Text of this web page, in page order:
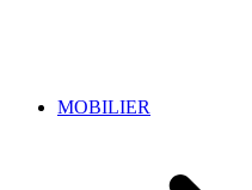
MOBILIER